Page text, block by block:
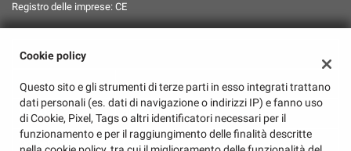
Registro delle imprese: CE
Orari Apertura
Lun-Ven: 08:00-13:00 / 14:30-18:45
Sabato: 08:00-13:00/Chiuso
Domenica: Chiuso
Cookie policy
Questo sito e gli strumenti di terze parti in esso integrati trattano
dati personali (es. dati di navigazione o indirizzi IP) e fanno uso
di Cookie, Pixel, Tags o altri identificatori necessari per il
funzionamento e per il raggiungimento delle finalità descritte
Cookie di marketing
Leggi
la
cookie
policy